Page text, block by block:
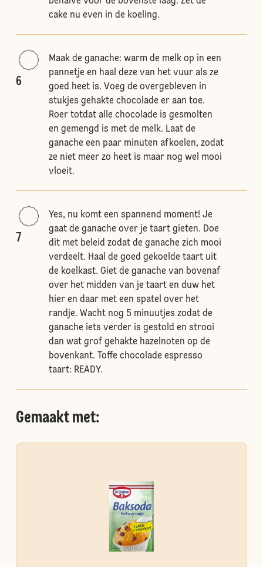
cake nu even in de koeling.
6
Maak de ganache: warm de melk op in een
pannetje en haal deze van het vuur als ze
goed heet is. Voeg de overgebleven in
stukjes gehakte chocolade er aan toe.
Roer totdat alle chocolade is gesmolten
en gemengd is met de melk. Laat de
ganache een paar minuten afkoelen, zodat
ze niet meer zo heet is maar nog wel mooi
vloeit.
7
Yes, nu komt een spannend moment! Je
gaat de ganache over je taart gieten. Doe
dit met beleid zodat de ganache zich mooi
verdeelt. Haal de goed gekoelde taart uit
de koelkast. Giet de ganache van bovenaf
over het midden van je taart en duw het
hier en daar met een spatel over het
randje. Wacht nog 5 minuutjes zodat de
ganache iets verder is gestold en strooi
dan wat grof gehakte hazelnoten op de
bovenkant. Toffe chocolade espresso
taart: READY.
Gemaakt met: